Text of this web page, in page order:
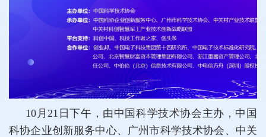
10月21日下午，由中国科学技术协会主办，中国
科协企业创新服务中心、广州市科学技术协会、中关